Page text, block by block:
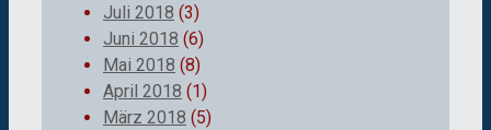
Juli 2018 (3)
Juni 2018 (6)
Mai 2018 (8)
April 2018 (1)
März 2018 (5)